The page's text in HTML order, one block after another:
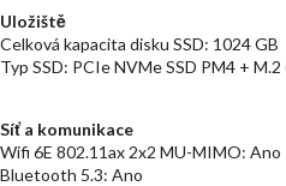
Uložiště
Celková kapacita disku SSD: 1024 GB
Typ SSD: PCIe NVMe SSD PM4 + M.2
Síť a komunikace
Wifi 6E 802.11ax 2x2 MU-MIMO: Ano
Bluetooth 5.3: Ano